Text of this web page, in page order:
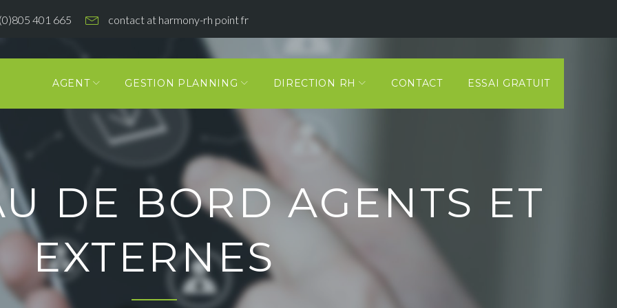
401 665 contact at harmony-rh point fr
AGENT GESTION PLANNING DIRECTION RH CONTACT ESSAI GRATUIT
DE BORD AGENTS ET
EXTERNES